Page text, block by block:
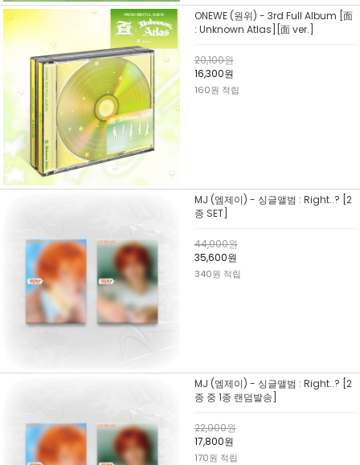
ONEWE (원위) - 3rd Full Album [面
: Unknown Atlas][面 ver.]
20,100원
16,300원
160원 적립
MJ (엠제이) - 싱글앨범 : Right..? [2
종 SET]
44,000원
35,600원
340원 적립
MJ (엠제이) - 싱글앨범 : Right..? [2
종 중 1종 랜덤발송]
22,000원
17,800원
170원 적립